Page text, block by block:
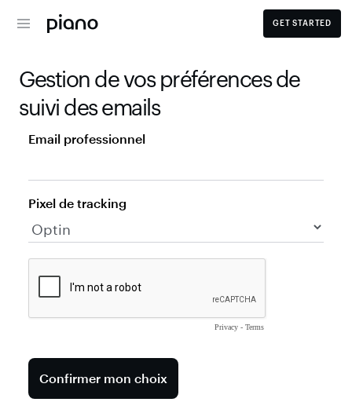
GET STARTED
Gestion de vos préférences de
suivi des emails